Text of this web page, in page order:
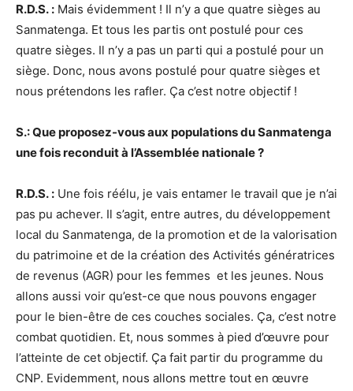
R.D.S. : Mais évidemment ! Il n’y a que quatre sièges au
Sanmatenga. Et tous les partis ont postulé pour ces
quatre sièges. Il n’y a pas un parti qui a postulé pour un
siège. Donc, nous avons postulé pour quatre sièges et
nous prétendons les rafler. Ça c’est notre objectif !
S.: Que proposez-vous aux populations du Sanmatenga
une fois reconduit à l’Assemblée nationale ?
R.D.S. : Une fois réélu, je vais entamer le travail que je n’ai
pas pu achever. Il s’agit, entre autres, du développement
local du Sanmatenga, de la promotion et de la valorisation
du patrimoine et de la création des Activités génératrices
de revenus (AGR) pour les femmes et les jeunes. Nous
allons aussi voir qu’est-ce que nous pouvons engager
pour le bien-être de ces couches sociales. Ça, c’est notre
combat quotidien. Et, nous sommes à pied d’œuvre pour
l’atteinte de cet objectif. Ça fait partir du programme du
CNP. Evidemment, nous allons mettre tout en œuvre